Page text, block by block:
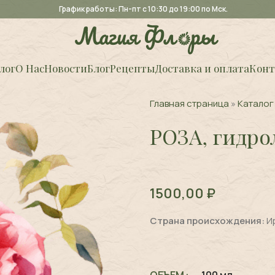
График работы: Пн-пт с 10:30 до 19:00 по Мск.
О НасНовостиБлогРецептыДоставка и оплата
Главная страница »Каталог
РОЗА,
1500,00 ₽
Страна происхождения: